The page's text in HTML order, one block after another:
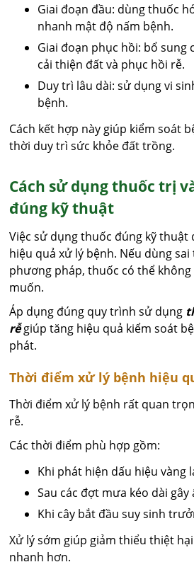
Giai đoạn đầu: dùng thuốc
nhanh mật độ nấm bệnh.
Giai đoạn phục hồi: bổ sung
cải thiện đất và phục hồi rễ.
Duy trì lâu dài: sử dụng vi
bệnh.
Cách kết hợp này giúp kiểm soát
thời duy trì sức khỏe đất trồng.
Cách sử dụng thuốc trị
đúng kỹ thuật
Việc sử dụng thuốc đúng kỹ thuật
hiệu quả xử lý bệnh. Nếu dùng
phương pháp, thuốc có thể
muốn.
Áp dụng đúng quy trình sử dụng
rễgiúp tăng hiệu quả kiểm soát
phát.
Thời điểm xử lý bệnh hiệu
Thời điểm xử lý bệnh rất quan
rễ.
Các thời điểm phù hợp gồm:
Khi phát hiện dấu hiệu vàng
Sau các đợt mưa kéo dài gây
Khi cây bắt đầu suy sinh
Xử lý sớm giúp giảm thiểu thiệt
nhanh hơn.